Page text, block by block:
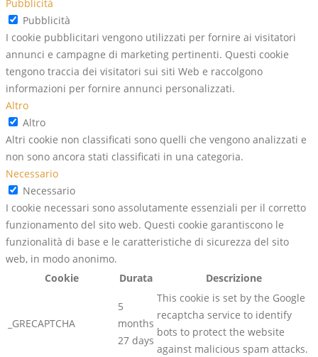
Pubblicità
Pubblicità
I cookie pubblicitari vengono utilizzati per fornire ai visitatori
annunci e campagne di marketing pertinenti. Questi cookie
tengono traccia dei visitatori sui siti Web e raccolgono
informazioni per fornire annunci personalizzati.
Altro
Altro
Altri cookie non classificati sono quelli che vengono analizzati e
non sono ancora stati classificati in una categoria.
Necessario
Necessario
I cookie necessari sono assolutamente essenziali per il corretto
funzionamento del sito web. Questi cookie garantiscono le
funzionalità di base e le caratteristiche di sicurezza del sito
web, in modo anonimo.
Cookie
Durata Descrizione
_GRECAPTCHA
5
months
27 days
This cookie is set by the Google
recaptcha service to identify
bots to protect the website
against malicious spam attacks.